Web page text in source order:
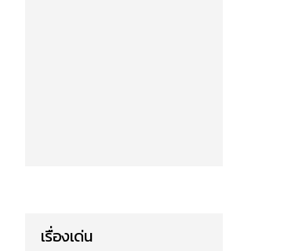
เรื่องเด่น